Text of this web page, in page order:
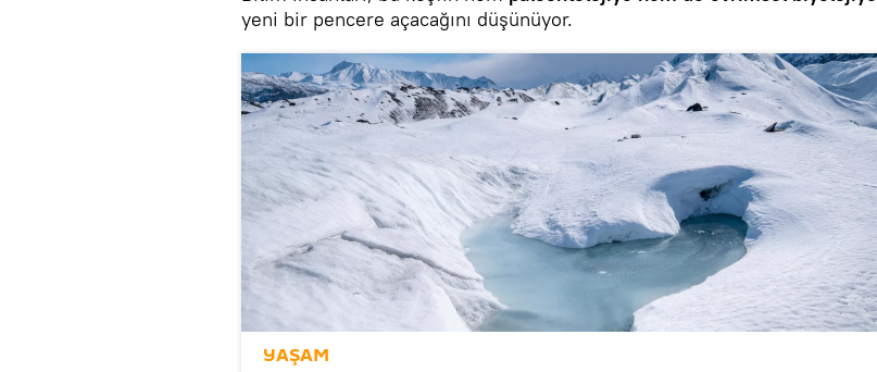
yeni bir pencere açacağını düşünüyor.
YAŞAM